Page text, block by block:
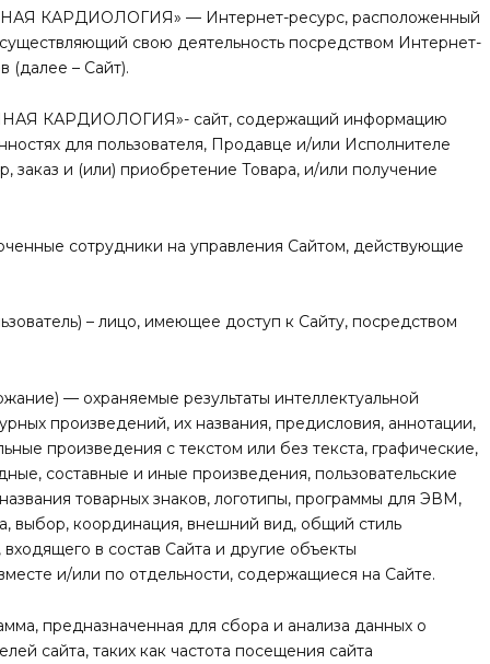
КАРДИОЛОГИЯ» — Интернет-ресурс, расположенный
свою деятельность посредством Интернет-
(далее – Сайт).
КАРДИОЛОГИЯ»- сайт, содержащий информацию
для пользователя, Продавце и/или Исполнителе
заказ и (или) приобретение Товара, и/или получение
сотрудники на управления Сайтом, действующие
– лицо, имеющее доступ к Сайту, посредством
— охраняемые результаты интеллектуальной
произведений, их названия, предисловия, аннотации,
произведения с текстом или без текста, графические,
составные и иные произведения, пользовательские
товарных знаков, логотипы, программы для ЭВМ,
выбор, координация, внешний вид, общий стиль
в состав Сайта и другие объекты
и/или по отдельности, содержащиеся на Сайте.
предназначенная для сбора и анализа данных о
сайта, таких как частота посещения сайта